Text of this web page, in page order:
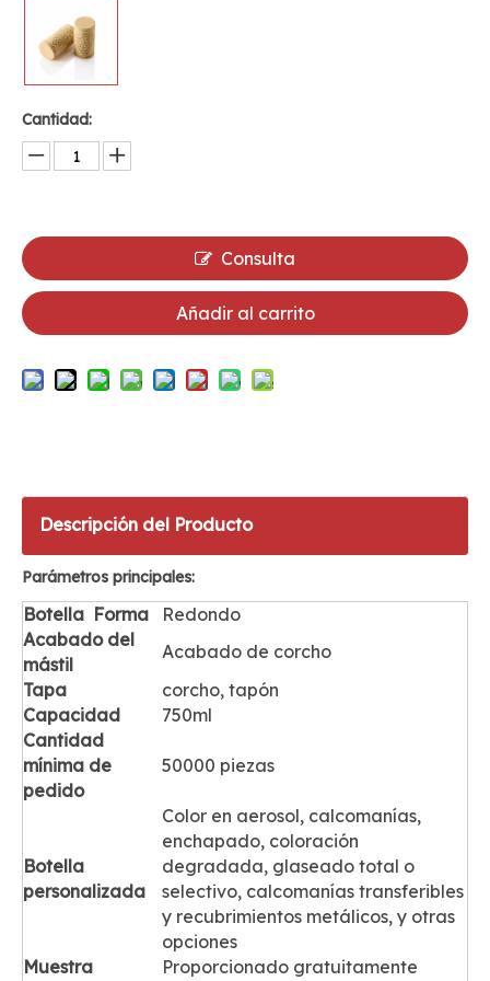
Cantidad:
Consulta
Añadir al carrito
Descripción del Producto
Parámetros principales:
Botella Forma
Redondo
Acabado del
mástil
Acabado de corcho
Tapa
corcho, tapón
Capacidad
750ml
Cantidad
mínima de
pedido
50000 piezas
Botella
personalizada
Color en aerosol, calcomanías,
enchapado, coloración
degradada, glaseado total o
selectivo, calcomanías transferibles
y recubrimientos metálicos, y otras
opciones
Muestra
Proporcionado gratuitamente